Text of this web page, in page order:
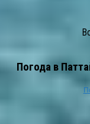
Погода в